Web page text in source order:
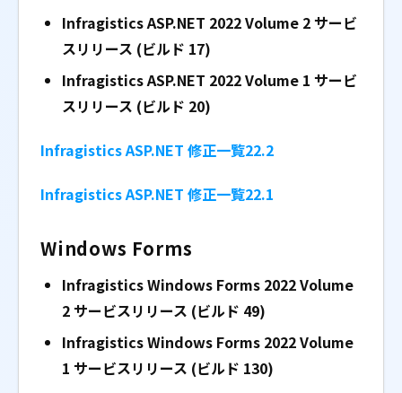
Infragistics ASP.NET 2022 Volume 2 サービ
スリリース (ビルド 17)
Infragistics ASP.NET 2022 Volume 1 サービ
スリリース (ビルド 20)
Infragistics ASP.NET 修正一覧22.2
Infragistics ASP.NET 修正一覧22.1
Windows Forms
Infragistics Windows Forms 2022 Volume
2 サービスリリース (ビルド 49)
Infragistics Windows Forms 2022 Volume
1 サービスリリース (ビルド 130)